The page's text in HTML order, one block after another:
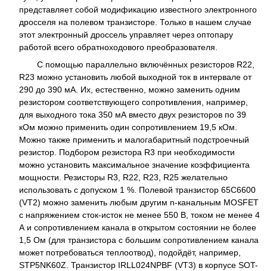
представляет собой модификацию известного электронного
дросселя на полевом транзисторе. Только в нашем случае
этот электронный дроссель управляет через оптопару
работой всего обратноходового преобразователя.
С помощью параллельно включённых резисторов R22,
R23 можно установить любой выходной ток в интервале от
290 до 390 мА. Их, естественно, можно заменить одним
резистором соответствующего сопротивления, например,
для выходного тока 350 мА вместо двух резисторов по 39
кОм можно применить один сопротивлением 19,5 кОм.
Можно также применить и малогабаритный подстроечный
резистор. Подбором резистора R3 при необходимости
можно установить максимальное значение коэффициента
мощности. Резисторы R3, R22, R23, R25 желательно
использовать с допуском 1 %. Полевой транзистор 65C6600
(VT2) можно заменить любым другим n-канальным MOSFET
с напряжением сток-исток не менее 550 В, током не менее 4
А и сопротивлением канала в открытом состоянии не более
1,5 Ом (для транзистора с большим сопротивлением канала
может потребоваться теплоотвод), подойдёт, например,
STP5NK60Z. Транзистор IRLL024NPBF (VT3) в корпусе SOT-